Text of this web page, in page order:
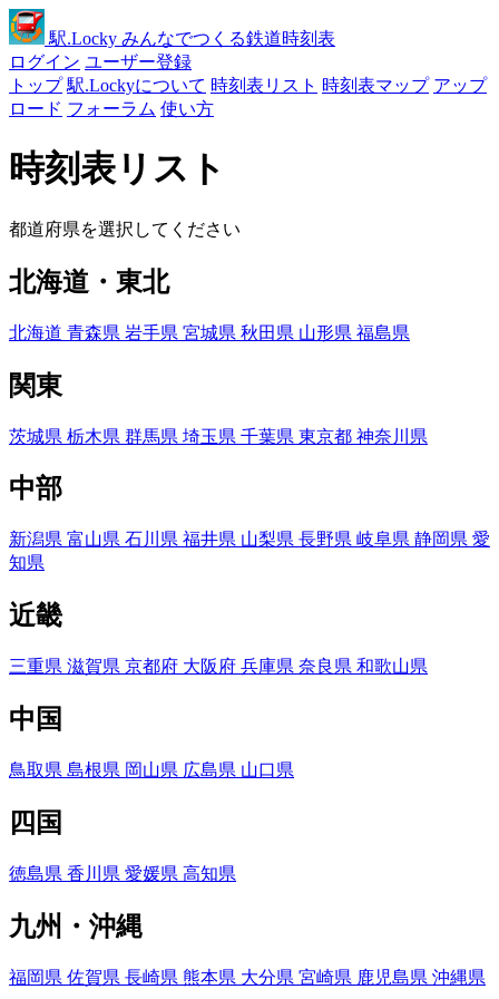
駅.Locky みんなでつくる鉄道時刻表
ログイン ユーザー登録
トップ 駅.Lockyについて 時刻表リスト 時刻表マップ アップ
ロード フォーラム 使い方
時刻表リスト
都道府県を選択してください
北海道・東北
北海道 青森県 岩手県 宮城県 秋田県 山形県 福島県
関東
茨城県 栃木県 群馬県 埼玉県 千葉県 東京都 神奈川県
中部
新潟県 富山県 石川県 福井県 山梨県 長野県 岐阜県 静岡県 愛
知県
近畿
三重県 滋賀県 京都府 大阪府 兵庫県 奈良県 和歌山県
中国
鳥取県 島根県 岡山県 広島県 山口県
四国
徳島県 香川県 愛媛県 高知県
九州・沖縄
福岡県 佐賀県 長崎県 熊本県 大分県 宮崎県 鹿児島県 沖縄県